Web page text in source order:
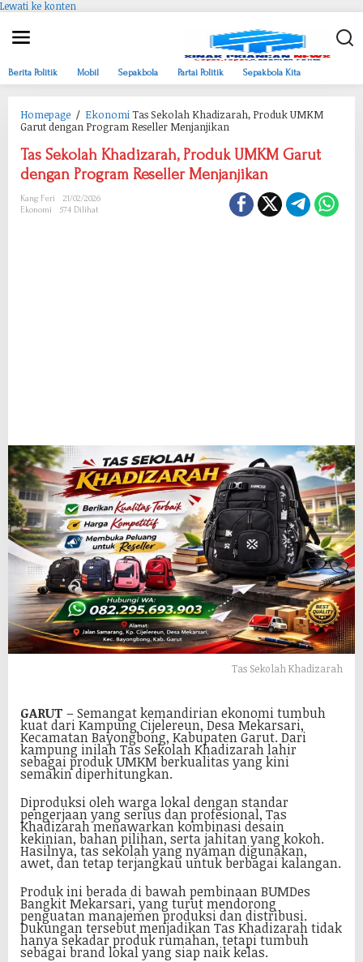
Lewati ke konten
Berita Politik Mobil Sepakbola Partai Politik Sepakbola Kita
Homepage / EkonomiTas Sekolah Khadizarah, Produk UMKM
Garut dengan Program Reseller Menjanjikan
Tas Sekolah Khadizarah, Produk UMKM Garut
dengan Program Reseller Menjanjikan
Kang Feri
21/02/2026
Ekonomi
574 Dilihat
Tas Sekolah Khadizarah
GARUT – Semangat kemandirian ekonomi tumbuh
kuat dari Kampung Cijelereun, Desa Mekarsari,
Kecamatan Bayongbong, Kabupaten Garut. Dari
kampung inilah Tas Sekolah Khadizarah lahir
sebagai produk UMKM berkualitas yang kini
semakin diperhitungkan.
Diproduksi oleh warga lokal dengan standar
pengerjaan yang serius dan profesional, Tas
Khadizarah menawarkan kombinasi desain
kekinian, bahan pilihan, serta jahitan yang kokoh.
Hasilnya, tas sekolah yang nyaman digunakan,
awet, dan tetap terjangkau untuk berbagai kalangan.
Produk ini berada di bawah pembinaan BUMDes
Bangkit Mekarsari, yang turut mendorong
penguatan manajemen produksi dan distribusi.
Dukungan tersebut menjadikan Tas Khadizarah tidak
hanya sekadar produk rumahan, tetapi tumbuh
sebagai brand lokal yang siap naik kelas.